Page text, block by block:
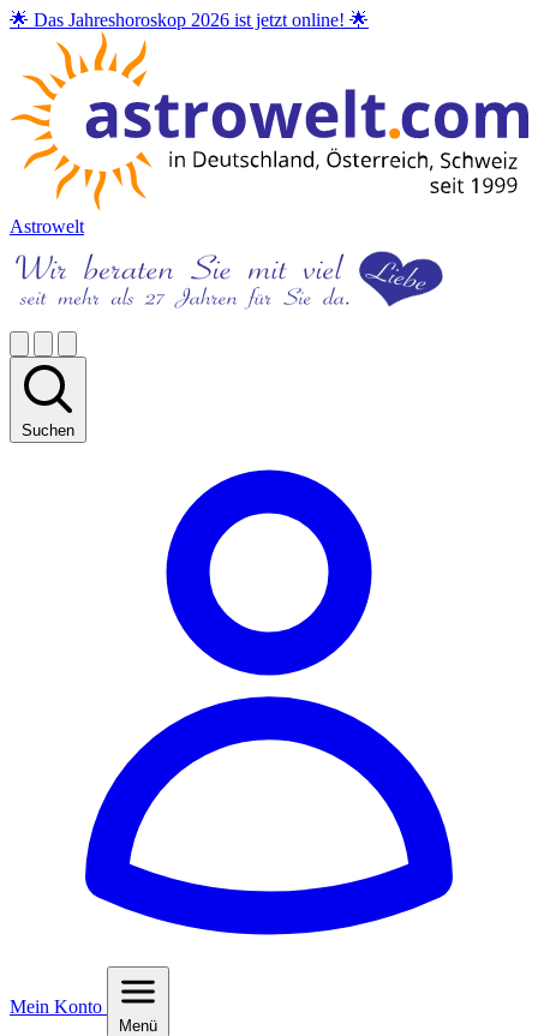
🌟 Das Jahreshoroskop 2026 ist jetzt online! 🌟
Astrowelt
Suchen
Mein Konto
Menü